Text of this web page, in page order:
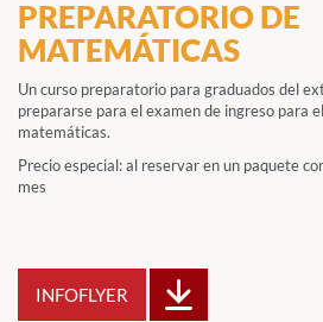
PREPARATORIO DE
MATEMÁTICAS
Un curso preparatorio para graduados del
prepararse para el examen de ingreso para
matemáticas.
Precio especial: al reservar en un paquete
mes
INFOFLYER